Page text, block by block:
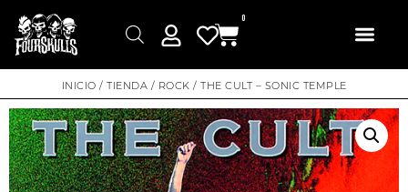
0
INICIO / TIENDA / ROCK / THE CULT – SONIC TEMPLE